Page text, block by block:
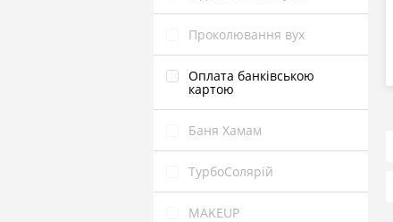
Проколювання вух
Оплата банківською
картою
Баня Хамам
ТурбоСолярій
MAKEUP